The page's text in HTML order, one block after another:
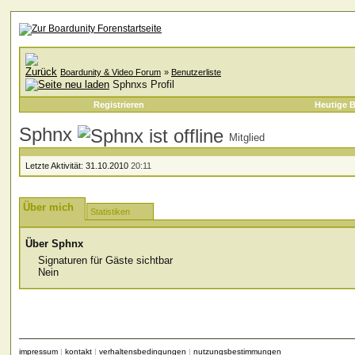
Boardunity & Video Forum » Benutzerliste
Sphnxs Profil
Registrieren Heutige
Sphnx Mitglied
Letzte Aktivität: 31.10.2010 20:11
Über mich Statistiken
Über Sphnx
Signaturen für Gäste sichtbar
Nein
impressum | kontakt | verhaltensbedingungen | nutzungsbestimmungen